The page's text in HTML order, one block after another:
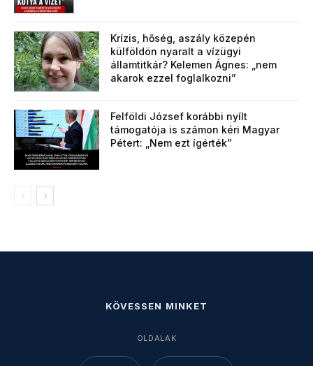
Krízis, hőség, aszály közepén
külföldön nyaralt a vízügyi
államtitkár? Kelemen Ágnes: „nem
akarok ezzel foglalkozni”
Felföldi József korábbi nyílt
támogatója is számon kéri Magyar
Pétert: „Nem ezt ígérték”
KÖVESSEN MINKET
OLDALAK